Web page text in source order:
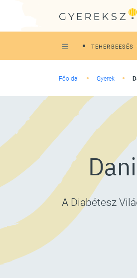
TEHERBEESÉS
Főoldal Gyerek
A Diabétesz